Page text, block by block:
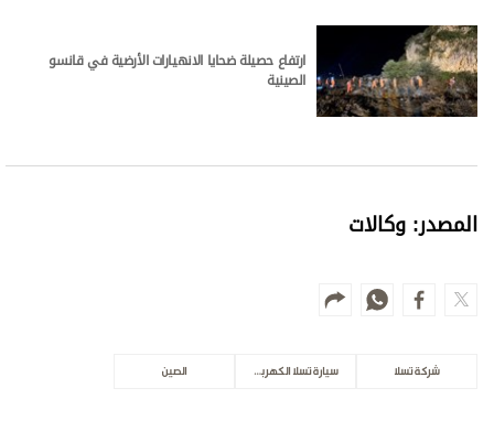
ارتفاع حصيلة ضحايا الانهيارات الأرضية في قانسو
الصينية
المصدر: وكالات
شركة تسلا سيارة تسلا الكهربائية الصين